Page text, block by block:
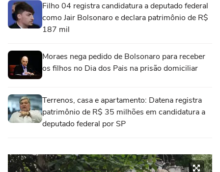
Filho 04 registra candidatura a deputado federal
como Jair Bolsonaro e declara patrimônio de R$
187 mil
Moraes nega pedido de Bolsonaro para receber
os filhos no Dia dos Pais na prisão domiciliar
Terrenos, casa e apartamento: Datena registra
patrimônio de R$ 35 milhões em candidatura a
deputado federal por SP